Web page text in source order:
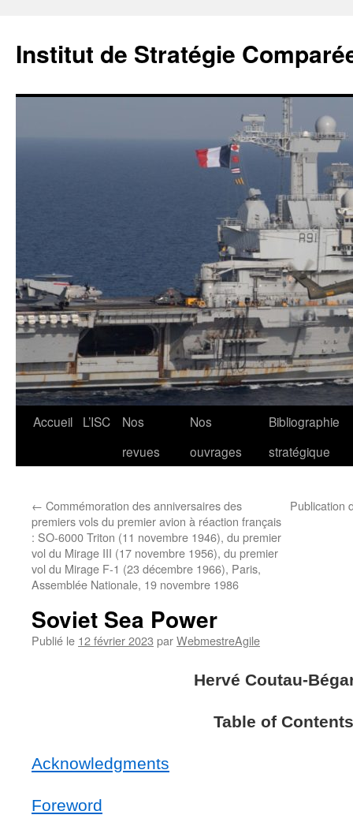
Institut de Stratégie
Aller
Accueil L’ISC
Nos
revues
Nos
ouvrages
Bibliographie
stratégique
← Commémoration des anniversaires des
premiers vols du premier avion à réaction français
: SO-6000 Triton (11 novembre 1946), du premier
vol du Mirage III (17 novembre 1956), du premier
vol du Mirage F-1 (23 décembre 1966), Paris,
Assemblée Nationale, 19 novembre 1986
Publication
Soviet Sea Power
Publié le 12 février 2023 parWebmestreAgile
Hervé Coutau-
Table of Contents
Acknowledgments
Foreword